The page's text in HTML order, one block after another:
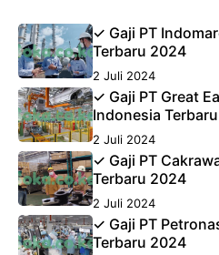
✓ Gaji PT
Terbaru 2024
2 Juli 2024
✓ Gaji PT Great
Indonesia
2 Juli 2024
✓ Gaji PT
Terbaru 2024
2 Juli 2024
✓ Gaji PT
Terbaru 2024